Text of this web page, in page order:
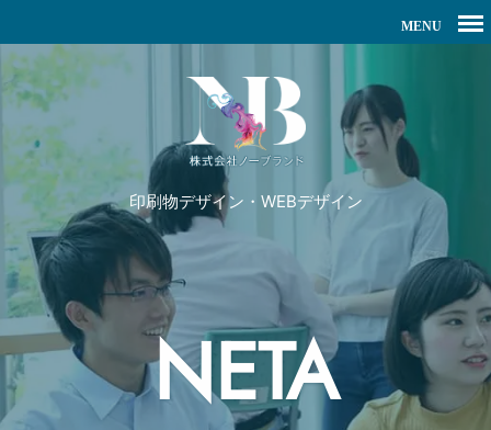
印刷物デザイン・WEBデザイン
NETA